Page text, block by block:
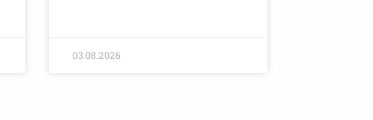
03.08.2026